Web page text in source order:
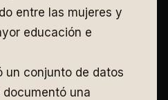
entre las mujeres y
educación e
un conjunto de datos
una